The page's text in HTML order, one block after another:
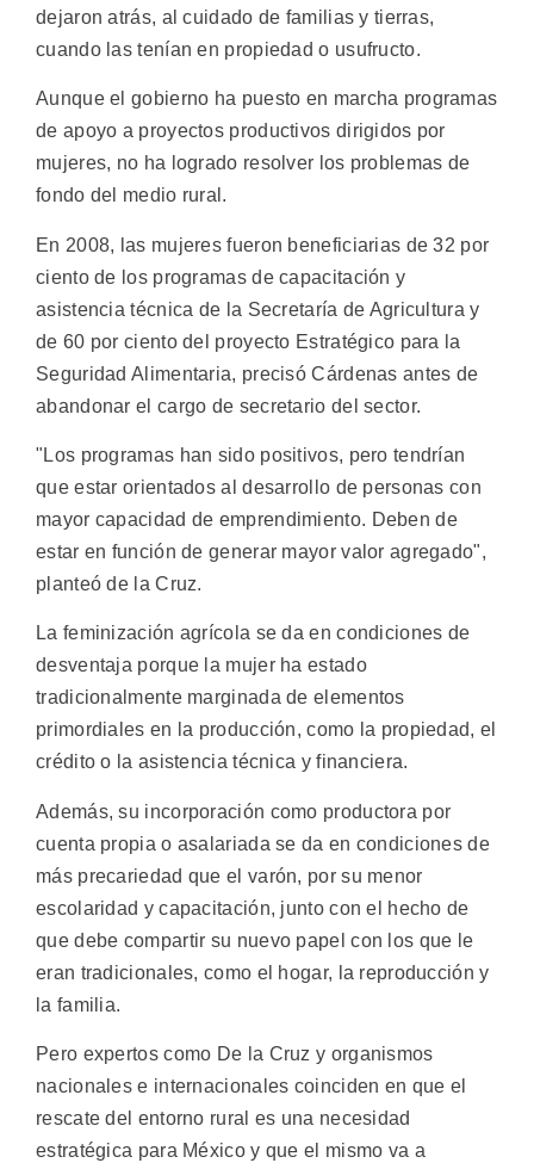
dejaron atrás, al cuidado de familias y tierras,
cuando las tenían en propiedad o usufructo.
Aunque el gobierno ha puesto en marcha programas
de apoyo a proyectos productivos dirigidos por
mujeres, no ha logrado resolver los problemas de
fondo del medio rural.
En 2008, las mujeres fueron beneficiarias de 32 por
ciento de los programas de capacitación y
asistencia técnica de la Secretaría de Agricultura y
de 60 por ciento del proyecto Estratégico para la
Seguridad Alimentaria, precisó Cárdenas antes de
abandonar el cargo de secretario del sector.
"Los programas han sido positivos, pero tendrían
que estar orientados al desarrollo de personas con
mayor capacidad de emprendimiento. Deben de
estar en función de generar mayor valor agregado",
planteó de la Cruz.
La feminización agrícola se da en condiciones de
desventaja porque la mujer ha estado
tradicionalmente marginada de elementos
primordiales en la producción, como la propiedad, el
crédito o la asistencia técnica y financiera.
Además, su incorporación como productora por
cuenta propia o asalariada se da en condiciones de
más precariedad que el varón, por su menor
escolaridad y capacitación, junto con el hecho de
que debe compartir su nuevo papel con los que le
eran tradicionales, como el hogar, la reproducción y
la familia.
Pero expertos como De la Cruz y organismos
nacionales e internacionales coinciden en que el
rescate del entorno rural es una necesidad
estratégica para México y que el mismo va a